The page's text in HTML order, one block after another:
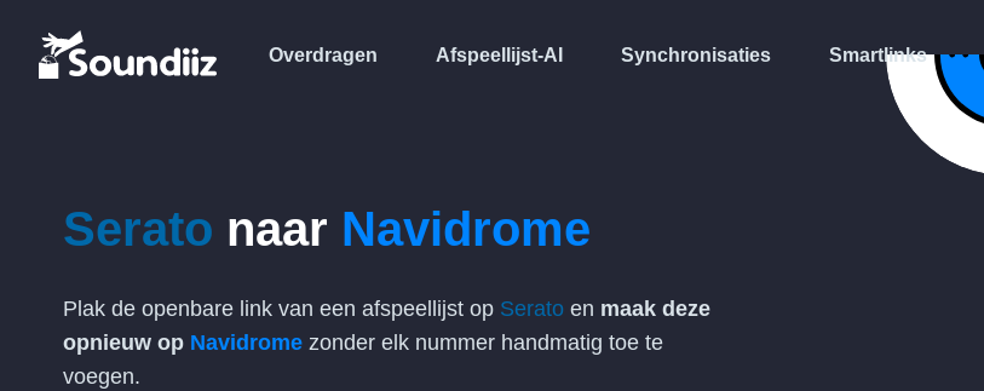
Overdragen Afspeellijst-AI Synchronisaties Smartlinks
Serato naar Navidrome
Plak de openbare link van een afspeellijst op Serato en maak deze
opnieuw op Navidrome zonder elk nummer handmatig toe te
voegen.